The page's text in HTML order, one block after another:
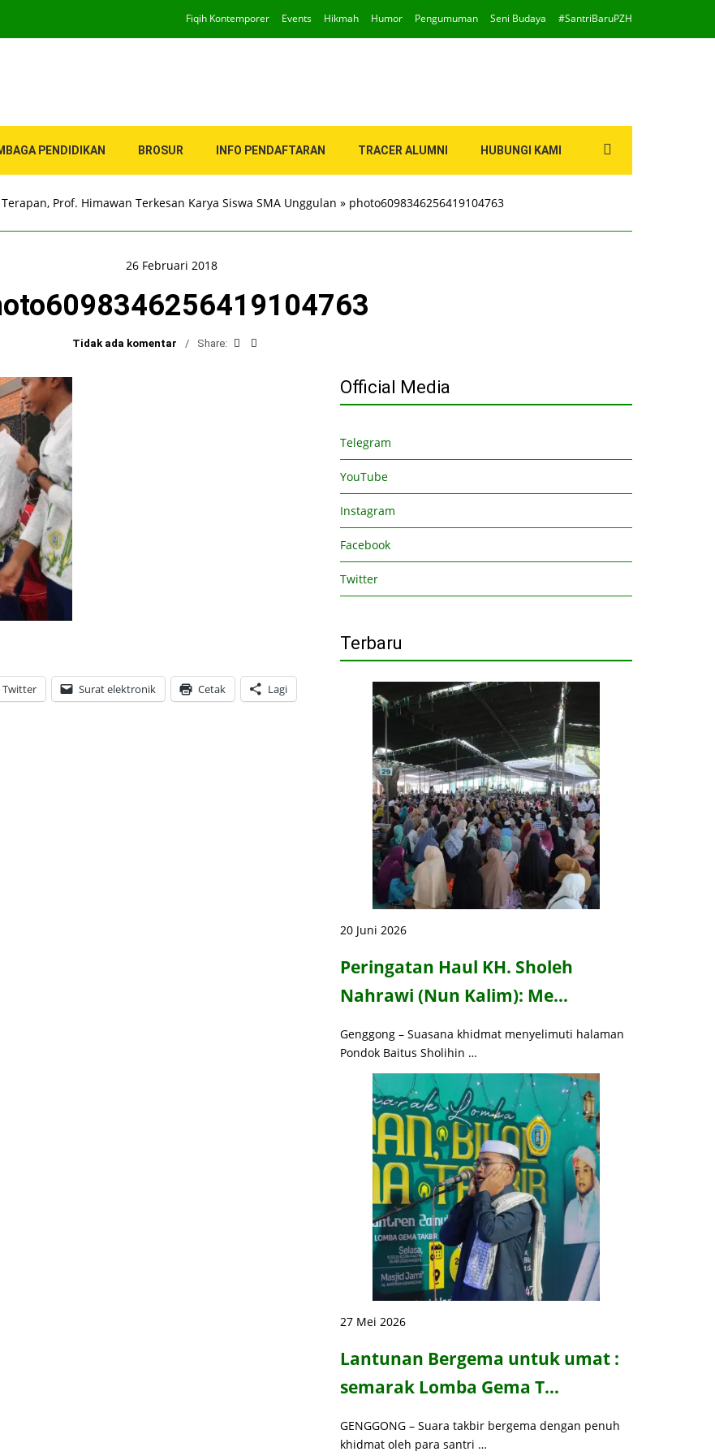
Fiqih Kontemporer Events Hikmah Humor Pengumuman Seni Budaya #SantriBaruPZH
PENDIDIKAN BROSUR INFO PENDAFTARAN TRACER ALUMNI HUBUNGI KAMI
Prof. Himawan Terkesan Karya Siswa SMA Unggulan » photo6098346256419104763
26 Februari 2018
Tidak ada komentar Share:
Twitter Surat elektronik Cetak Lagi
Official Media
Telegram
YouTube
Instagram
Facebook
Twitter
Terbaru
20 Juni 2026
Peringatan Haul KH. Sholeh
Nahrawi (Nun Kalim): Me…
Genggong – Suasana khidmat menyelimuti halaman
Pondok Baitus Sholihin …
27 Mei 2026
Lantunan Bergema untuk umat :
semarak Lomba Gema T…
GENGGONG – Suara takbir bergema dengan penuh
khidmat oleh para santri …